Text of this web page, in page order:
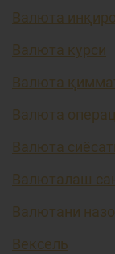
Валюта
Валюта курси
Валюта
Валюта
Валюта
Валюталаш
Валютани
Вексель